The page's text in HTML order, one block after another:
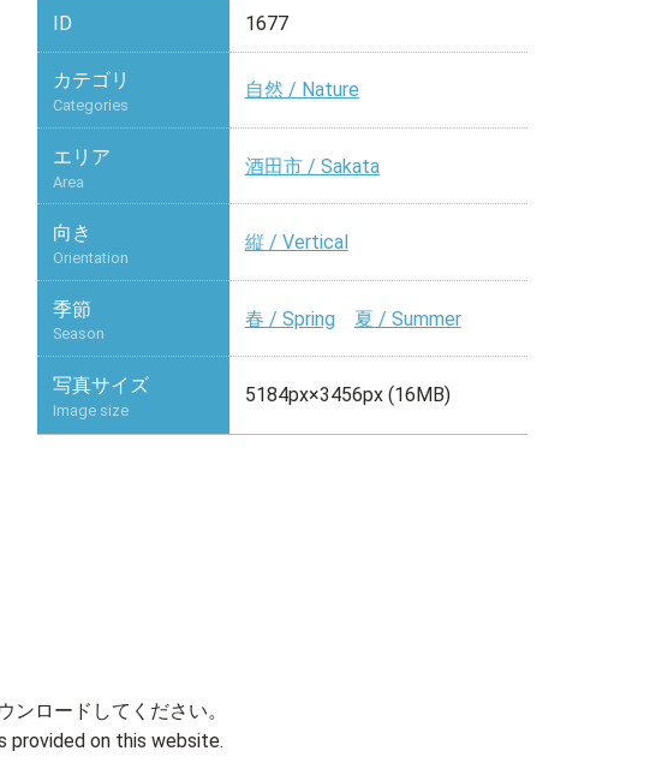
ID 1677
カテゴリ
Categories
自然 / Nature
エリア
Area
酒田市 / Sakata
向き
Orientation
縦 / Vertical
季節
Season
春 / Spring 夏 / Summer
写真サイズ
Image size
5184px×3456px (16MB)
ロードしてください。
provided on this website.